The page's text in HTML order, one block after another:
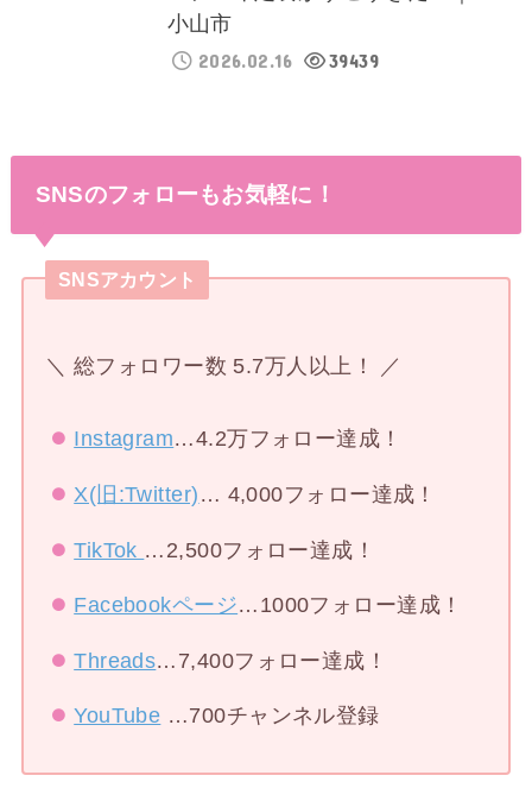
小山市
2026.02.16 39439
SNSのフォローもお気軽に！
SNSアカウント
＼ 総フォロワー数 5.7万人以上！ ／
Instagram…4.2万フォロー達成！
X(旧:Twitter) … 4,000フォロー達成！
TikTok …2,500フォロー達成！
Facebookページ…1000フォロー達成！
Threads…7,400フォロー達成！
YouTube …700チャンネル登録